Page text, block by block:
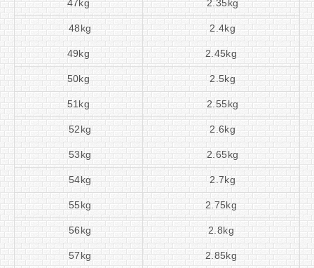
47kg 2.35kg
48kg 2.4kg
49kg 2.45kg
50kg 2.5kg
51kg 2.55kg
52kg 2.6kg
53kg 2.65kg
54kg 2.7kg
55kg 2.75kg
56kg 2.8kg
57kg 2.85kg